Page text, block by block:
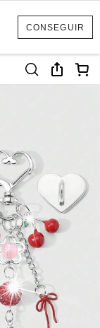
CONSEGUIR